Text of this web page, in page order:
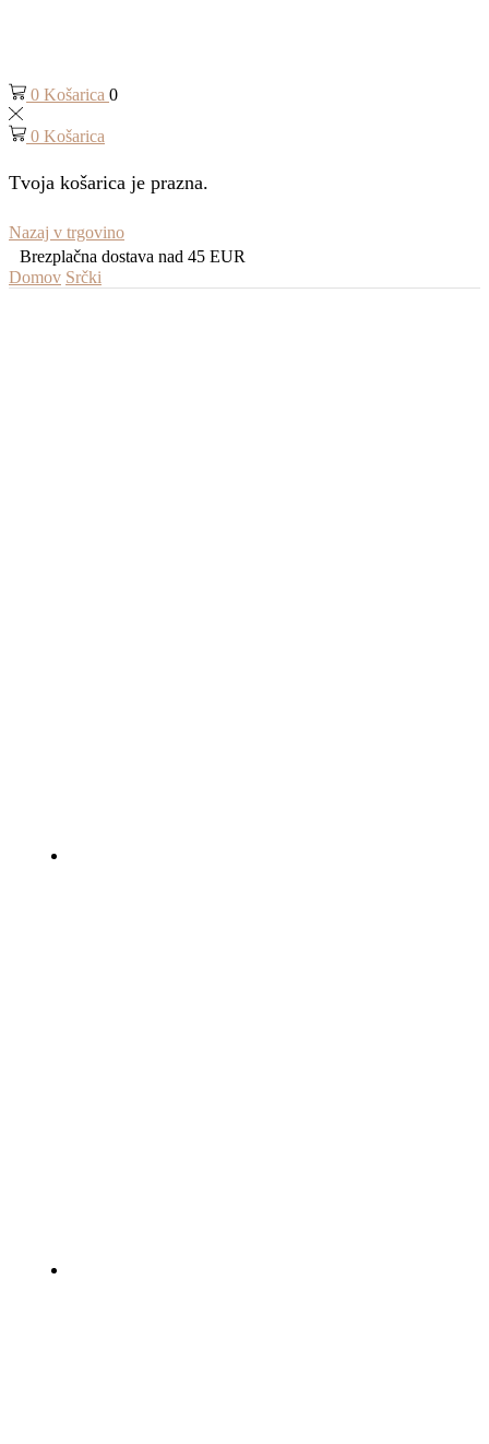
0 Košarica 0
0 Košarica
Tvoja košarica je prazna.
Nazaj v trgovino
Brezplačna dostava nad 45 EUR
Domov Srčki